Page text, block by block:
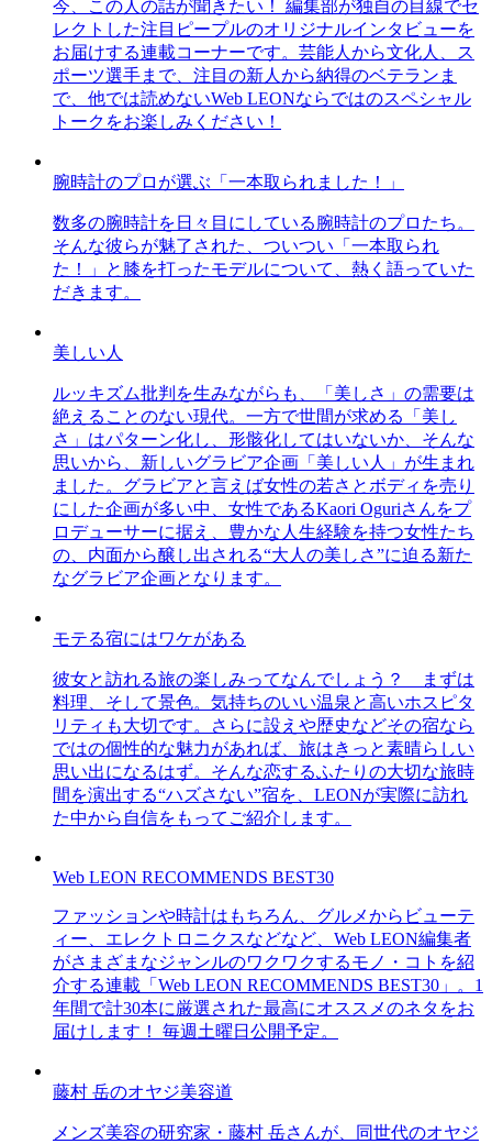
今、この人の話が聞きたい！ 編集部が独自の目線でセ
レクトした注目ピープルのオリジナルインタビューを
お届けする連載コーナーです。芸能人から文化人、ス
ポーツ選手まで、注目の新人から納得のベテランま
で、他では読めないWeb LEONならではのスペシャル
トークをお楽しみください！
腕時計のプロが選ぶ「一本取られました！」
数多の腕時計を日々目にしている腕時計のプロたち。
そんな彼らが魅了された、ついつい「一本取られ
た！」と膝を打ったモデルについて、熱く語っていた
だきます。
美しい人
ルッキズム批判を生みながらも、「美しさ」の需要は
絶えることのない現代。一方で世間が求める「美し
さ」はパターン化し、形骸化してはいないか、そんな
思いから、新しいグラビア企画「美しい人」が生まれ
ました。グラビアと言えば女性の若さとボディを売り
にした企画が多い中、女性であるKaori Oguriさんをプ
ロデューサーに据え、豊かな人生経験を持つ女性たち
の、内面から醸し出される“大人の美しさ”に迫る新た
なグラビア企画となります。
モテる宿にはワケがある
彼女と訪れる旅の楽しみってなんでしょう？ まずは
料理、そして景色。気持ちのいい温泉と高いホスピタ
リティも大切です。さらに設えや歴史などその宿なら
ではの個性的な魅力があれば、旅はきっと素晴らしい
思い出になるはず。そんな恋するふたりの大切な旅時
間を演出する“ハズさない”宿を、LEONが実際に訪れ
た中から自信をもってご紹介します。
Web LEON RECOMMENDS BEST30
ファッションや時計はもちろん、グルメからビューテ
ィー、エレクトロニクスなどなど、Web LEON編集者
がさまざまなジャンルのワクワクするモノ・コトを紹
介する連載「Web LEON RECOMMENDS BEST30」。1
年間で計30本に厳選された最高にオススメのネタをお
届けします！ 毎週土曜日公開予定。
藤村 岳のオヤジ美容道
メンズ美容の研究家・藤村 岳さんが、同世代のオヤジ